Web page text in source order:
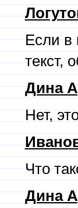
Если в
текст,
Дина
Нет,
Что
Дина